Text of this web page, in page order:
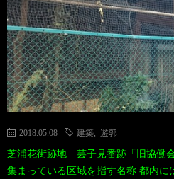
2018.05.08 建築 遊郭
芝浦花街跡地 芸子見番跡「旧協働
集まっている区域を指す名称 都内に